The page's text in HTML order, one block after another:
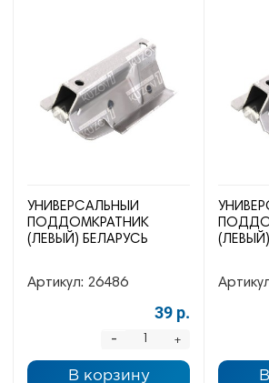
УНИВЕРСАЛЬНЫЙ
ПОДДОМКРАТНИК
(ЛЕВЫЙ) БЕЛАРУСЬ
Артикул: 26486
39 р.
+
-
В корзину